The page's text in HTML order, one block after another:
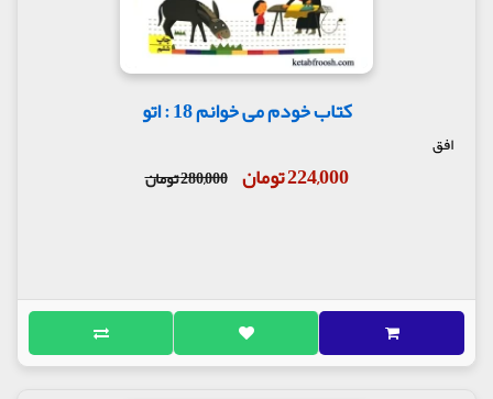
کتاب خودم می خوانم 18 : اتو
افق
224,000 تومان 280,000 تومان